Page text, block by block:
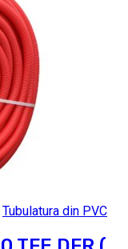
Tubulatura din PVC